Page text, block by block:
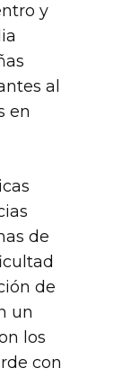
y
al
en
de
de
un
los
con